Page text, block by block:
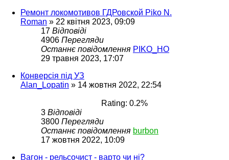
Ремонт локомотивов ГДРовской Piko N.
Roman » 22 квітня 2023, 09:09
17 Відповіді
4906 Перегляди
Останнє повідомлення PIKO_HO
29 травня 2023, 17:07
Конверсія під УЗ
Alan_Lopatin » 14 жовтня 2022, 22:54
Rating: 0.2%
3 Відповіді
3800 Перегляди
Останнє повідомлення burbon
17 жовтня 2022, 10:09
Вагон - рельсочист - варто чи ні?